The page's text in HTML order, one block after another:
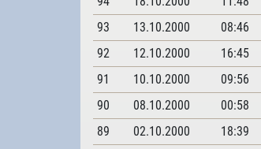
93
13.10.2000 08:46
92
12.10.2000 16:45
91
10.10.2000 09:56
90
08.10.2000 00:58
89
02.10.2000 18:39